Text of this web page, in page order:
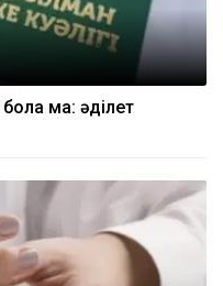
ма: әділет